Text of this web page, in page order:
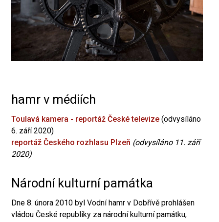
hamr v médiích
Toulavá kamera - reportáž České televize (odvysíláno
6. září 2020)
reportáž Českého rozhlasu Plzeň (odvysíláno 11. září
2020)
Národní kulturní památka
Dne 8. února 2010 byl Vodní hamr v Dobřívě prohlášen
vládou České republiky za národní kulturní památku,